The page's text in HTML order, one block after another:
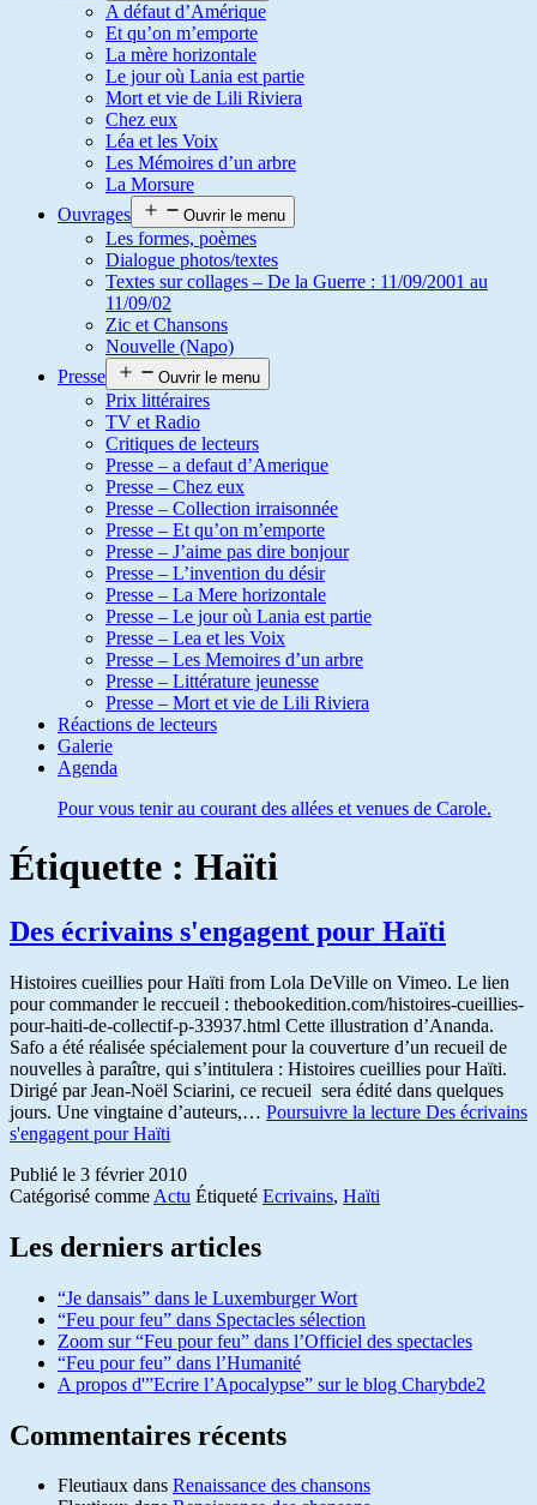
A défaut d’Amérique
Et qu’on m’emporte
La mère horizontale
Le jour où Lania est partie
Mort et vie de Lili Riviera
Chez eux
Léa et les Voix
Les Mémoires d’un arbre
La Morsure
Ouvrages
Ouvrir le menu
Les formes, poèmes
Dialogue photos/textes
Textes sur collages – De la Guerre : 11/09/2001 au
11/09/02
Zic et Chansons
Nouvelle (Napo)
Presse
Ouvrir le menu
Prix littéraires
TV et Radio
Critiques de lecteurs
Presse – a defaut d’Amerique
Presse – Chez eux
Presse – Collection irraisonnée
Presse – Et qu’on m’emporte
Presse – J’aime pas dire bonjour
Presse – L’invention du désir
Presse – La Mere horizontale
Presse – Le jour où Lania est partie
Presse – Lea et les Voix
Presse – Les Memoires d’un arbre
Presse – Littérature jeunesse
Presse – Mort et vie de Lili Riviera
Réactions de lecteurs
Galerie
Agenda
Pour vous tenir au courant des allées et venues de Carole.
Étiquette : Haïti
Des écrivains s'engagent pour Haïti
Histoires cueillies pour Haïti from Lola DeVille on Vimeo. Le lien
pour commander le reccueil : thebookedition.com/histoires-cueillies-
pour-haiti-de-collectif-p-33937.html Cette illustration d’Ananda.
Safo a été réalisée spécialement pour la couverture d’un recueil de
nouvelles à paraître, qui s’intitulera : Histoires cueillies pour Haïti.
Dirigé par Jean-Noël Sciarini, ce recueil sera édité dans quelques
jours. Une vingtaine d’auteurs,… Poursuivre la lecture Des écrivains
s'engagent pour Haïti
Publié le 3 février 2010
Catégorisé comme Actu Étiqueté Ecrivains, Haïti
Les derniers articles
“Je dansais” dans le Luxemburger Wort
“Feu pour feu” dans Spectacles sélection
Zoom sur “Feu pour feu” dans l’Officiel des spectacles
“Feu pour feu” dans l’Humanité
A propos d'”Ecrire l’Apocalypse” sur le blog Charybde2
Commentaires récents
Fleutiaux dans Renaissance des chansons